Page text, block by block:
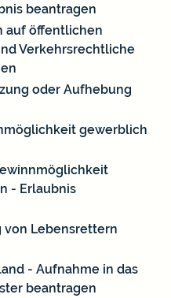
beantragen
auf öffentlichen
Verkehrsrechtliche
oder Aufhebung
gewerblich
- Erlaubnis
von Lebensrettern
- Aufnahme in das
beantragen